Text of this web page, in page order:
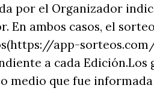
por el Organizador
En ambos casos, el
app-
a cada Edición.Los
medio que fue